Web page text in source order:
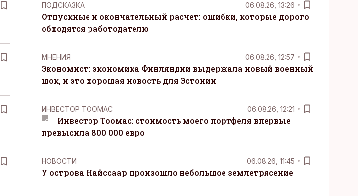
ПОДСКАЗКА 06.08.26, 13:26
Отпускные и окончательный расчет: ошибки, которые дорого
обходятся работодателю
MНЕНИЯ 06.08.26, 12:57
Экономист: экономика Финляндии выдержала новый военный
шок, и это хорошая новость для Эстонии
ИНВЕСТОР ТООМАС 06.08.26, 12:21
Инвестор Тоомас: стоимость моего портфеля впервые
превысила 800 000 евро
НОВОСТИ 06.08.26, 11:45
У острова Найссаар произошло небольшое землетрясение